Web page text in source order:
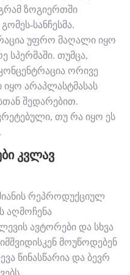
ზოგიერთში
სანჩესმა.
უფრო მაღალი იყო
თუმცა,
ორივე
არაპლასტმასას
შედარებით.
თუ რა იყო ეს
ᲙᲕᲚᲐᲕ
რეპროდუქციულ
აღმოჩენა
ავტორები და სხვა
მოუწოდებენ
წინასწარია და ბევრ